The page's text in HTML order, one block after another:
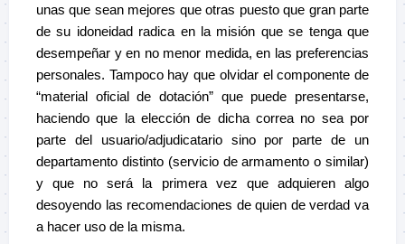
unas que sean mejores que otras puesto que gran parte
de su idoneidad radica en la misión que se tenga que
desempeñar y en no menor medida, en las preferencias
personales. Tampoco hay que olvidar el componente de
“material oficial de dotación” que puede presentarse,
haciendo que la elección de dicha correa no sea por
parte del usuario/adjudicatario sino por parte de un
departamento distinto (servicio de armamento o similar)
y que no será la primera vez que adquieren algo
desoyendo las recomendaciones de quien de verdad va
a hacer uso de la misma.